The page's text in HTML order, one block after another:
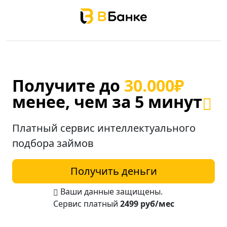
Получите до 30.000₽
менее, чем за 5 минут
Платный сервис интеллектуального
подбора займов
Получить деньги
Ваши данные защищены.
Сервис платный 2499 руб/мес